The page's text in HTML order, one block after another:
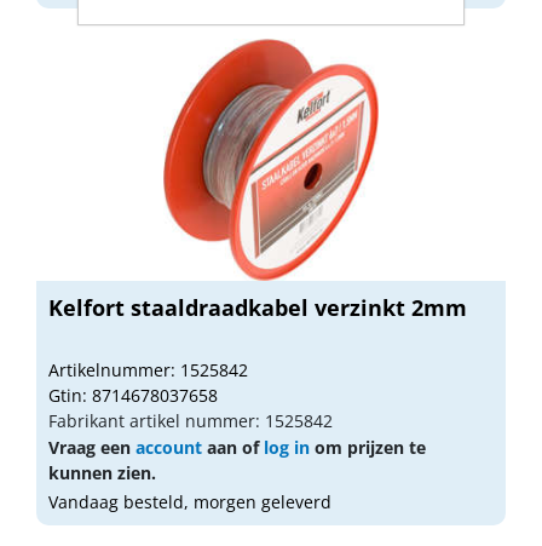
Kelfort staaldraadkabel verzinkt 2mm
Artikelnummer: 1525842
Gtin: 8714678037658
Fabrikant artikel nummer: 1525842
Vraag een account aan of log in om prijzen te
kunnen zien.
Vandaag besteld, morgen geleverd